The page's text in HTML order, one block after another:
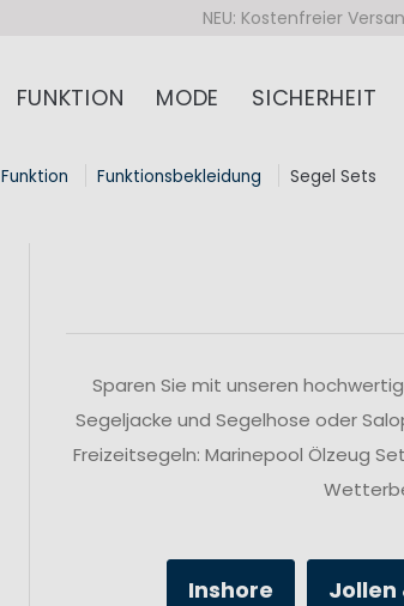
NEU: Kostenfreier
FUNKTION MODE SICHERHEIT
Funktion Funktionsbekleidung Segel Sets
Sparen Sie mit unseren
Segeljacke und Segelhose oder
Freizeitsegeln: Marinepool Ölzeug
Inshore Jollen